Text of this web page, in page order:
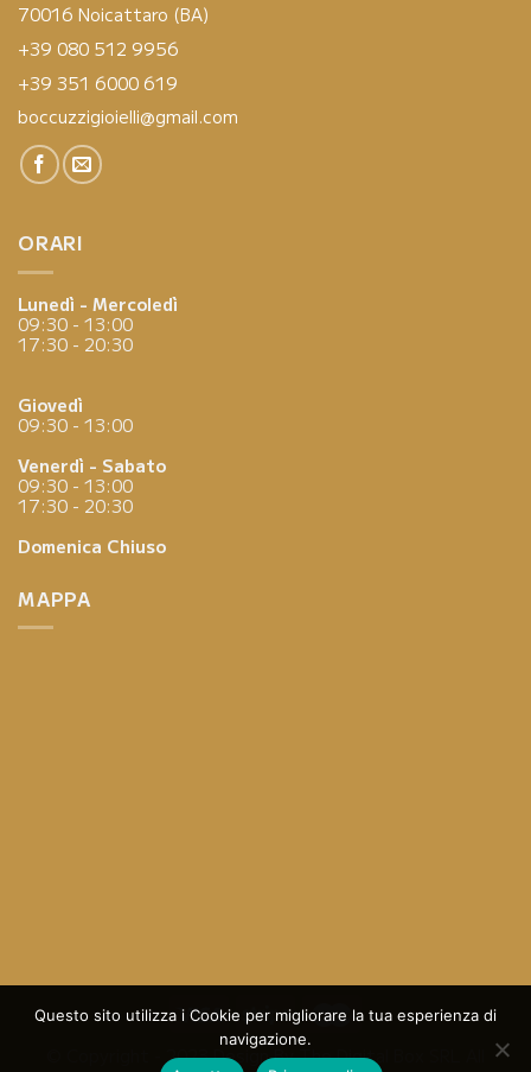
70016 Noicattaro (BA)
+39 080 512 9956
+39 351 6000 619
boccuzzigioielli@gmail.com
ORARI
Lunedì - Mercoledì
09:30 - 13:00
17:30 - 20:30
Giovedì
09:30 - 13:00
Venerdì - Sabato
09:30 - 13:00
17:30 - 20:30
Domenica Chiuso
MAPPA
© Copyright - 2023 Design ByThe Digital Box SRL
Questo sito utilizza i Cookie per migliorare la tua esperienza di
navigazione.